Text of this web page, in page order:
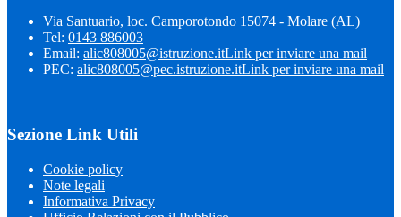
Via Santuario, loc. Camporotondo 15074 - Molare (AL)
Tel: 0143 886003
Email: alic808005@istruzione.itLink per inviare una mail
PEC: alic808005@pec.istruzione.itLink per inviare una mail
Sezione Link Utili
Cookie policy
Note legali
Informativa Privacy